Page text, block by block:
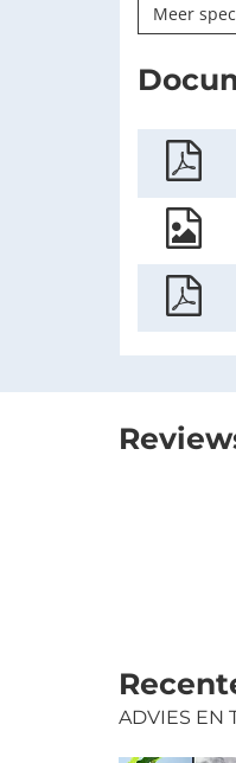
Meer
ADVIES EN